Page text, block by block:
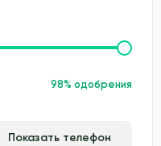
98% одобрения
Показать телефон